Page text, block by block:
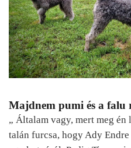
Majdnem pumi és a falu
„ Általam vagy, mert meg
talán furcsa, hogy Ady